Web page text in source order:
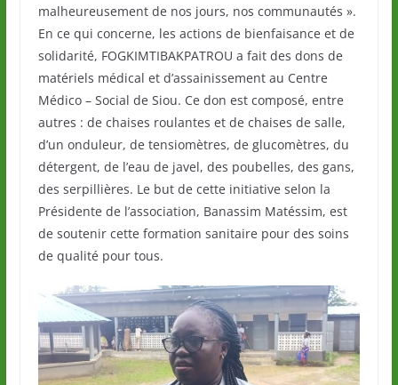
malheureusement de nos jours, nos communautés ».
En ce qui concerne, les actions de bienfaisance et de
solidarité, FOGKIMTIBAKPATROU a fait des dons de
matériels médical et d’assainissement au Centre
Médico – Social de Siou. Ce don est composé, entre
autres : de chaises roulantes et de chaises de salle,
d’un onduleur, de tensiomètres, de glucomètres, du
détergent, de l’eau de javel, des poubelles, des gans,
des serpillières. Le but de cette initiative selon la
Présidente de l’association, Banassim Matéssim, est
de soutenir cette formation sanitaire pour des soins
de qualité pour tous.